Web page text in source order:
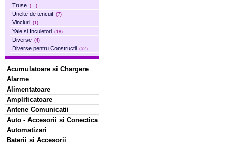
Truse (...)
Unelte de tencuit (7)
Vincluri (1)
Yale si Incuietori (18)
Diverse (4)
Diverse pentru Constructii (52)
Acumulatoare si Chargere
Alarme
Alimentatoare
Amplificatoare
Antene Comunicatii
Auto - Accesorii si Conectica
Automatizari
Baterii si Accesorii